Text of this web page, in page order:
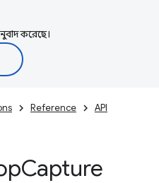
করেছে।
Reference API
Capture